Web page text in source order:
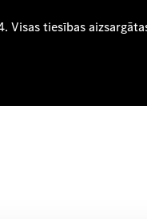
Visas tiesības